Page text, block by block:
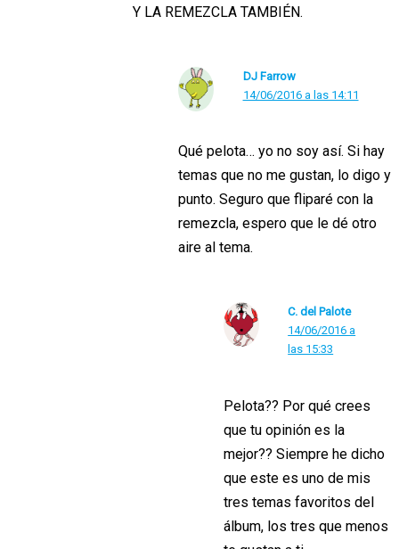
Y LA REMEZCLA TAMBIÉN.
DJ Farrow
14/06/2016 a las 14:11
Qué pelota… yo no soy así. Si hay
temas que no me gustan, lo digo y
punto. Seguro que fliparé con la
remezcla, espero que le dé otro
aire al tema.
C. del Palote
14/06/2016 a
las 15:33
Pelota?? Por qué crees
que tu opinión es la
mejor?? Siempre he dicho
que este es uno de mis
tres temas favoritos del
álbum, los tres que menos